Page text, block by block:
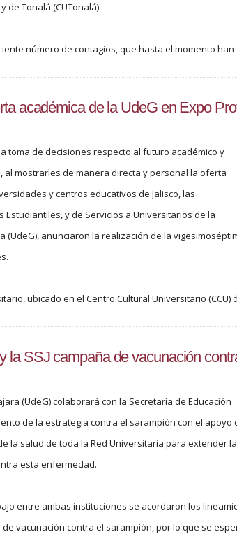
y de Tonalá (CUTonalá).
número de contagios, que hasta el momento han
académica de la UdeG en Expo
toma de decisiones respecto al futuro académico y
mostrarles de manera directa y personal la oferta
y centros educativos de Jalisco, las
Estudiantiles, y de Servicios a Universitarios de la
(UdeG), anunciaron la realización de la
ubicado en el Centro Cultural Universitario (CCU)
la SSJ campaña de vacunación
(UdeG) colaborará con la Secretaría de Educación
de la estrategia contra el sarampión con el apoyo
la salud de toda la Red Universitaria para extender la
esta enfermedad.
entre ambas instituciones se acordaron los
vacunación contra el sarampión, por lo que se